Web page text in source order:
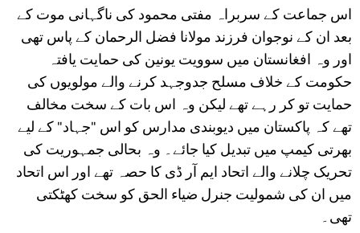
اس جماعت کے سربراہ مفتی محمود کی ناگہانی موت کے
بعد ان کے نوجوان فرزند مولانا فضل الرحمان کے پاس تھی
اور وہ افغانستان میں سوویت یونین کی حمایت یافتہ
حکومت کے خلاف مسلح جدوجہد کرنے والے مولویوں کی
حمایت تو کر رہے تھے لیکن وہ اس بات کے سخت مخالف
تھے کہ پاکستان میں دیوبندی مدارس کو اس "جہاد" کے لیے
بھرتی کیمپ میں تبدیل کیا جائے۔ وہ بحالی جمہوریت کی
تحریک چلانے والے اتحاد ایم آر ڈی کا حصہ تھے اور اس اتحاد
میں ان کی شمولیت جنرل ضیاء الحق کو سخت کھٹکتی
تھی۔